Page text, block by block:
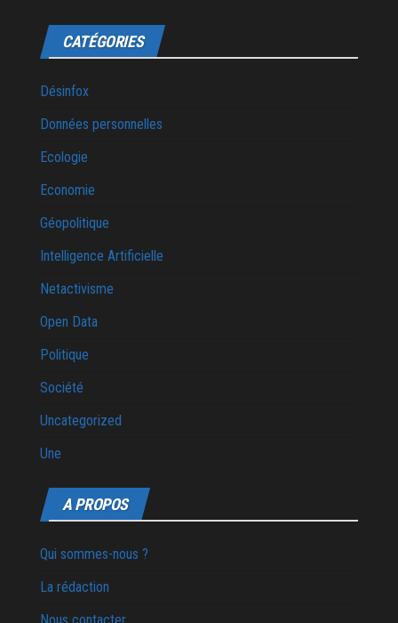
CATÉGORIES
Désinfox
Données personnelles
Ecologie
Economie
Géopolitique
Intelligence Artificielle
Netactivisme
Open Data
Politique
Société
Uncategorized
Une
A PROPOS
Qui sommes-nous ?
La rédaction